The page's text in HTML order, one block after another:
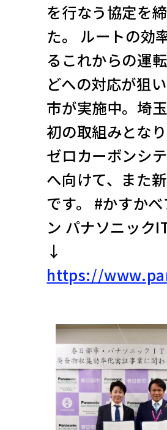
を行なう協定を
た。 ルートの効
るこれからの運
どへの対応が狙
市が実施中。埼
初の取組みとな
ゼロカーボンシ
へ向けて、また
です。 #かすか
ン パナソニック
↓
https://